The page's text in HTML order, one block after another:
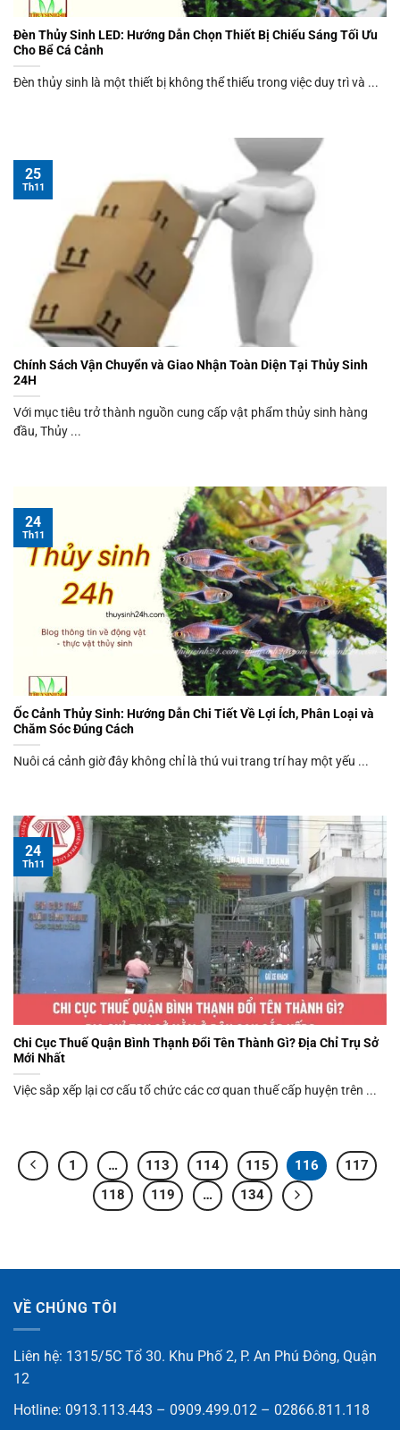
Đèn Thủy Sinh LED: Hướng Dẫn Chọn Thiết Bị Chiếu Sáng Tối Ưu
Cho Bể Cá Cảnh
Đèn thủy sinh là một thiết bị không thể thiếu trong việc duy trì và ...
Chính Sách Vận Chuyển và Giao Nhận Toàn Diện Tại Thủy Sinh
24H
Với mục tiêu trở thành nguồn cung cấp vật phẩm thủy sinh hàng
đầu, Thủy ...
25
Th11
Ốc Cảnh Thủy Sinh: Hướng Dẫn Chi Tiết Về Lợi Ích, Phân Loại và
Chăm Sóc Đúng Cách
Nuôi cá cảnh giờ đây không chỉ là thú vui trang trí hay một yếu ...
24
Th11
Chi Cục Thuế Quận Bình Thạnh Đổi Tên Thành Gì? Địa Chỉ Trụ Sở
Mới Nhất
Việc sắp xếp lại cơ cấu tổ chức các cơ quan thuế cấp huyện trên ...
24
Th11
1 … 113 114 115 116
117
118
119 … 134
VỀ CHÚNG TÔI
Liên hệ: 1315/5C Tổ 30. Khu Phố 2, P. An Phú Đông, Quận
12
Hotline: 0913.113.443 – 0909.499.012 – 02866.811.118